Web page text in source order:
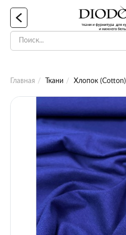
Главная Ткани Хлопок (Cotton)